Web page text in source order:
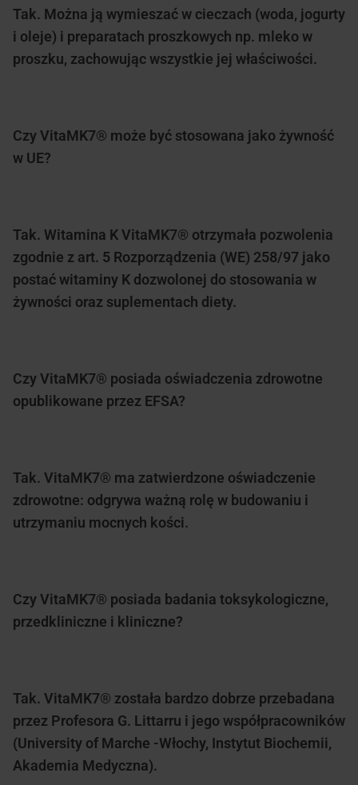
Tak. Można ją wymieszać w cieczach (woda, jogurty
i oleje) i preparatach proszkowych np. mleko w
proszku, zachowując wszystkie jej właściwości.
Czy VitaMK7® może być stosowana jako żywność
w UE?
Tak. Witamina K VitaMK7® otrzymała pozwolenia
zgodnie z art. 5 Rozporządzenia (WE) 258/97 jako
postać witaminy K dozwolonej do stosowania w
żywności oraz suplementach diety.
Czy VitaMK7® posiada oświadczenia zdrowotne
opublikowane przez EFSA?
Tak. VitaMK7® ma zatwierdzone oświadczenie
zdrowotne: odgrywa ważną rolę w budowaniu i
utrzymaniu mocnych kości.
Czy VitaMK7® posiada badania toksykologiczne,
przedkliniczne i kliniczne?
Tak. VitaMK7® została bardzo dobrze przebadana
przez Profesora G. Littarru i jego współpracowników
(University of Marche -Włochy, Instytut Biochemii,
Akademia Medyczna).